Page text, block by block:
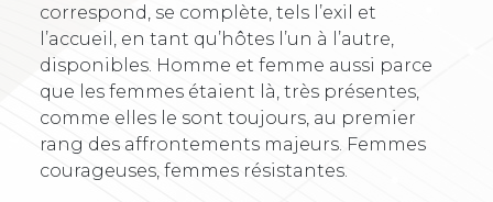
correspond, se complète, tels l’exil et
l’accueil, en tant qu’hôtes l’un à l’autre,
disponibles. Homme et femme aussi parce
que les femmes étaient là, très présentes,
comme elles le sont toujours, au premier
rang des affrontements majeurs. Femmes
courageuses, femmes résistantes.